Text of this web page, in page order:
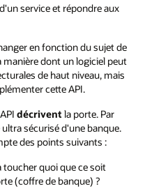
service et répondre aux
en fonction du sujet de
dont un logiciel peut
de haut niveau, mais
cette API.
décrivent la porte. Par
sécurisé d'une banque.
des points suivants :
toucher quoi que ce soit
(coffre de banque) ?